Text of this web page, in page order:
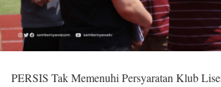
PERSIS Tak Memenuhi Persyaratan Klub